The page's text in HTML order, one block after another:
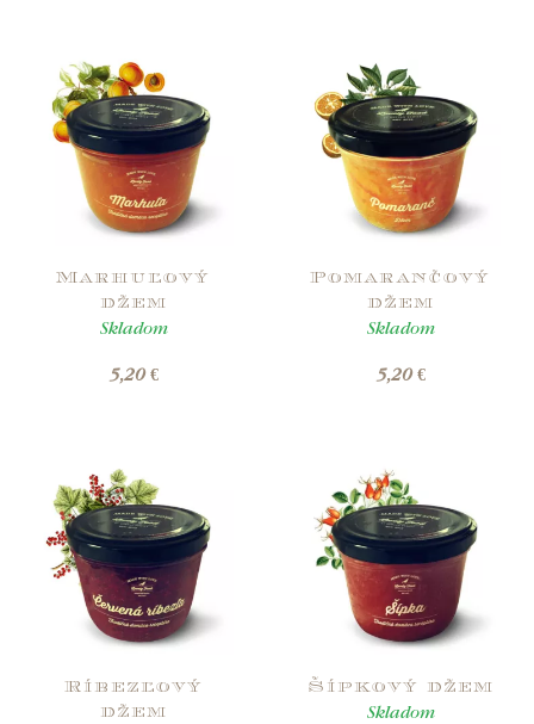
Marhuľový
džem
Skladom
5,20 €
Pomarančový
džem
Skladom
5,20 €
Ríbezľový
džem
Šípkový džem
Skladom